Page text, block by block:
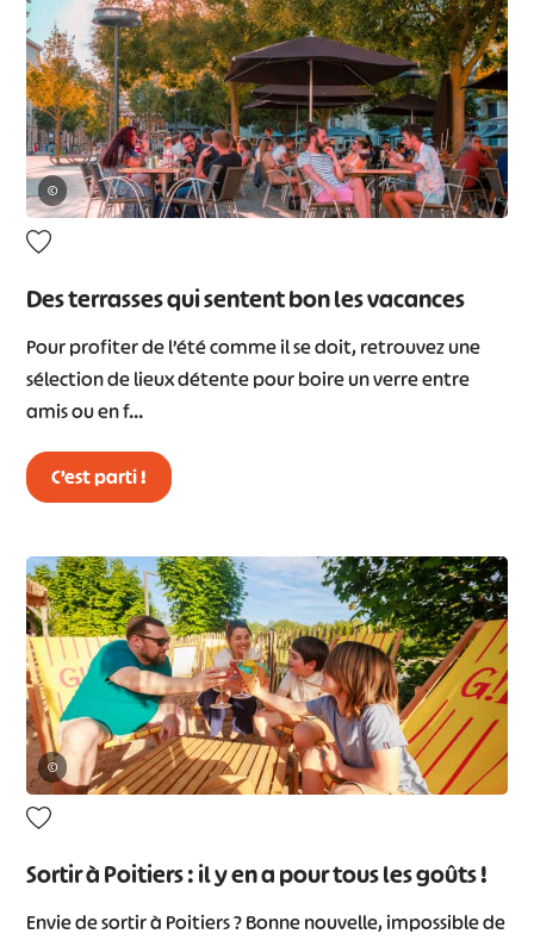
©
Des terrasses qui sentent bon les vacances
Pour profiter de l’été comme il se doit, retrouvez une
sélection de lieux détente pour boire un verre entre
amis ou en f…
C’est parti !
©
Sortir à Poitiers : il y en a pour tous les goûts !
Envie de sortir à Poitiers ? Bonne nouvelle, impossible de